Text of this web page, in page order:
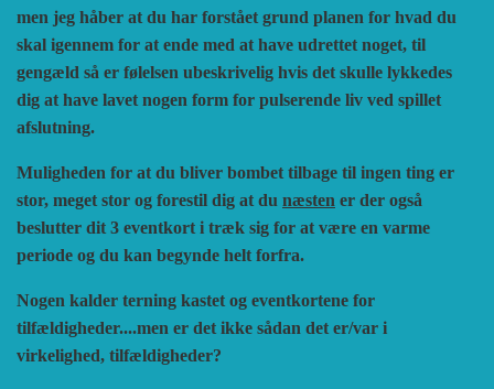
men jeg håber at du har forstået grund planen for hvad du
skal igennem for at ende med at have udrettet noget, til
gengæld så er følelsen ubeskrivelig hvis det skulle lykkedes
dig at have lavet nogen form for pulserende liv ved spillet
afslutning.
Muligheden for at du bliver bombet tilbage til ingen ting er
stor, meget stor og forestil dig at du næsten er der også
beslutter dit 3 eventkort i træk sig for at være en varme
periode og du kan begynde helt forfra.
Nogen kalder terning kastet og eventkortene for
tilfældigheder....men er det ikke sådan det er/var i
virkelighed, tilfældigheder?